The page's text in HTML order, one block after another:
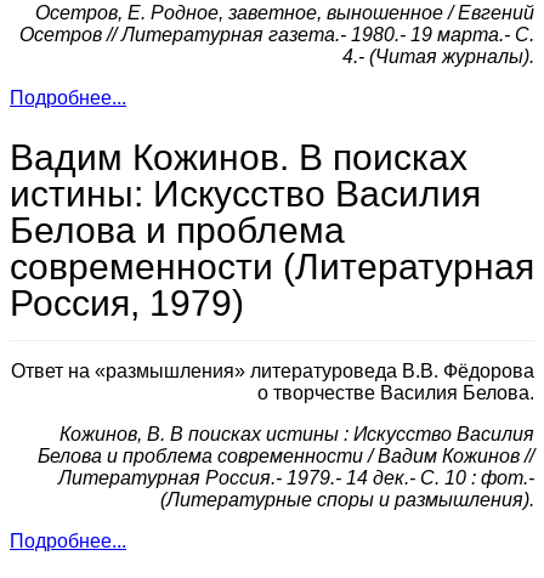
Осетров, Е. Родное, заветное, выношенное / Евгений
Осетров // Литературная газета.- 1980.- 19 марта.- С.
4.- (Читая журналы).
Подробнее...
Вадим Кожинов. В поисках
истины: Искусство Василия
Белова и проблема
современности (Литературная
Россия, 1979)
Ответ на «размышления» литературоведа В.В. Фёдорова
о творчестве Василия Белова.
Кожинов, В. В поисках истины : Искусство Василия
Белова и проблема современности / Вадим Кожинов //
Литературная Россия.- 1979.- 14 дек.- С. 10 : фот.-
(Литературные споры и размышления).
Подробнее...